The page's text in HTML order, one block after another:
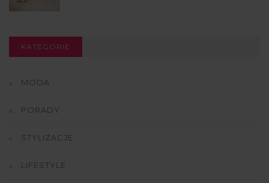
KATEGORIE
MODA
PORADY
STYLIZACJE
LIFESTYLE